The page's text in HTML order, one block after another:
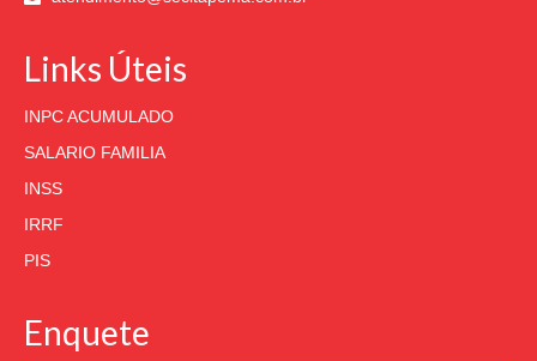
Links Úteis
INPC ACUMULADO
SALARIO FAMILIA
INSS
IRRF
PIS
Enquete